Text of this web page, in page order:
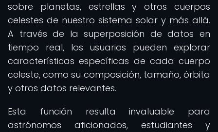
sobre planetas, estrellas y otros cuerpos
celestes de nuestro sistema solar y más allá.
A través de la superposición de datos en
tiempo real, los usuarios pueden explorar
características específicas de cada cuerpo
celeste, como su composición, tamaño, órbita
y otros datos relevantes.
Esta función resulta invaluable para
astrónomos aficionados, estudiantes y